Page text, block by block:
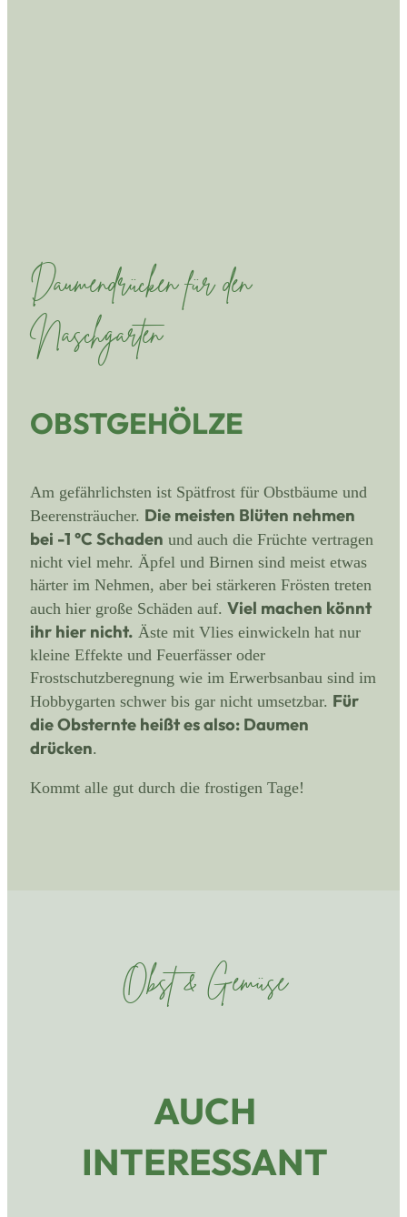
Daumendrücken für den
Naschgarten
OBSTGEHÖLZE
Am gefährlichsten ist Spätfrost für Obstbäume und
Beerensträucher. Die meisten Blüten nehmen
bei -1 °C Schaden und auch die Früchte vertragen
nicht viel mehr. Äpfel und Birnen sind meist etwas
härter im Nehmen, aber bei stärkeren Frösten treten
auch hier große Schäden auf. Viel machen könnt
ihr hier nicht. Äste mit Vlies einwickeln hat nur
kleine Effekte und Feuerfässer oder
Frostschutzberegnung wie im Erwerbsanbau sind im
Hobbygarten schwer bis gar nicht umsetzbar. Für
die Obsternte heißt es also: Daumen
drücken.
Kommt alle gut durch die frostigen Tage!
Obst & Gemüse
AUCH
INTERESSANT